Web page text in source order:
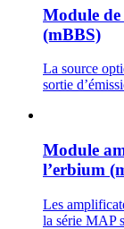
Module
(mBBS)
La source
sortie
Module
l’erbium
Les
la série MAP